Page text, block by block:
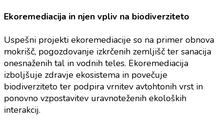
Ekoremediacija in njen vpliv na biodiverziteto
Uspešni projekti ekoremediacije so na primer obnova
mokrišč, pogozdovanje izkrčenih zemljišč ter sanacija
onesnaženih tal in vodnih teles. Ekoremediacija
izboljšuje zdravje ekosistema in povečuje
biodiverziteto ter podpira vrnitev avtohtonih vrst in
ponovno vzpostavitev uravnoteženih ekoloških
interakcij.